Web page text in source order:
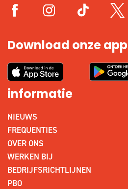
Download onze app
informatie
NIEUWS
FREQUENTIES
OVER ONS
WERKEN BIJ
BEDRIJFSRICHTLIJNEN
PBO